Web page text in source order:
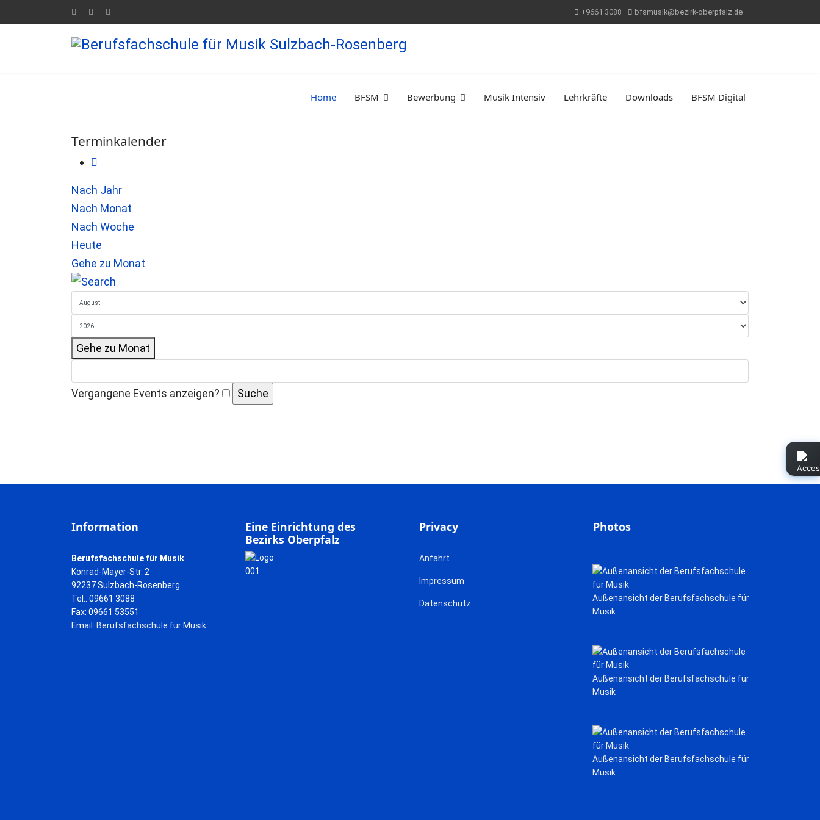
+9661 3088 bfsmusik@bezirk-oberpfalz.de
Home BFSM Bewerbung Musik Intensiv Lehrkräfte Downloads BFSM Digital
Terminkalender
Nach Jahr
Nach Monat
Nach Woche
Heute
Gehe zu Monat
Gehe zu Monat
Vergangene Events anzeigen?
Information
Berufsfachschule für Musik
Konrad-Mayer-Str. 2
92237 Sulzbach-Rosenberg
Tel.: 09661 3088
Fax: 09661 53551
Email: Berufsfachschule für Musik
Eine Einrichtung des
Bezirks Oberpfalz
Privacy
Anfahrt
Impressum
Datenschutz
Photos
Außenansicht der Berufsfachschule für
Musik
Außenansicht der Berufsfachschule für
Musik
Außenansicht der Berufsfachschule für
Musik